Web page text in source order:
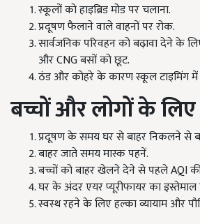
स्कूलों को हाइब्रिड मोड पर चलाना.
प्रदूषण फैलाने वाले वाहनों पर रोक.
सार्वजनिक परिवहन को बढ़ावा देने के
और CNG बसों को छूट.
ठंड और कोहरे के कारण स्कूल टाइमिंग में
बच्चों और लोगों के
प्रदूषण के समय घर से बाहर निकलने से
बाहर जाते समय मास्क पहनें.
बच्चों को बाहर खेलने देने से पहले AQI
घर के अंदर एयर प्यूरीफायर का
स्वस्थ रहने के लिए हल्का व्यायाम और